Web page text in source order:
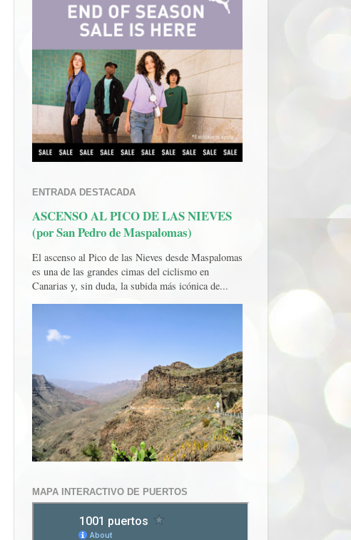
ENTRADA DESTACADA
ASCENSO AL PICO DE LAS NIEVES
(por San Pedro de Maspalomas)
El ascenso al Pico de las Nieves desde Maspalomas
es una de las grandes cimas del ciclismo en
Canarias y, sin duda, la subida más icónica de...
MAPA INTERACTIVO DE PUERTOS